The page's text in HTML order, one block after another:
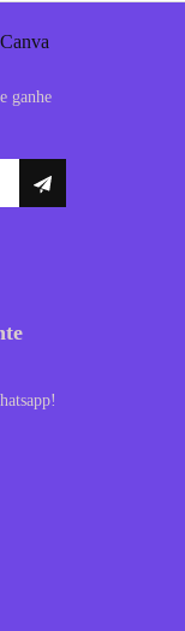
ganhe